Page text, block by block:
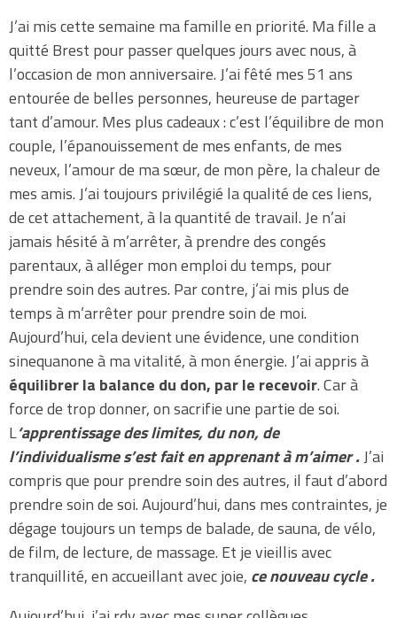
J’ai mis cette semaine ma famille en priorité. Ma fille a
quitté Brest pour passer quelques jours avec nous, à
l’occasion de mon anniversaire. J’ai fêté mes 51 ans
entourée de belles personnes, heureuse de partager
tant d’amour. Mes plus cadeaux : c’est l’équilibre de mon
couple, l’épanouissement de mes enfants, de mes
neveux, l’amour de ma sœur, de mon père, la chaleur de
mes amis. J’ai toujours privilégié la qualité de ces liens,
de cet attachement, à la quantité de travail. Je n’ai
jamais hésité à m’arrêter, à prendre des congés
parentaux, à alléger mon emploi du temps, pour
prendre soin des autres. Par contre, j’ai mis plus de
temps à m’arrêter pour prendre soin de moi.
Aujourd’hui, cela devient une évidence, une condition
sinequanone à ma vitalité, à mon énergie. J’ai appris à
équilibrer la balance du don, par le recevoir. Car à
force de trop donner, on sacrifie une partie de soi.
L‘apprentissage des limites, du non, de
l’individualisme s’est fait en apprenant à m’aimer .J’ai
compris que pour prendre soin des autres, il faut d’abord
prendre soin de soi. Aujourd’hui, dans mes contraintes, je
dégage toujours un temps de balade, de sauna, de vélo,
de film, de lecture, de massage. Et je vieillis avec
tranquillité, en accueillant avec joie, ce nouveau cycle .